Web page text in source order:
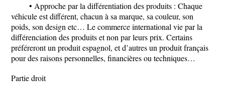
• Approche par la différentiation des produits : Chaque
véhicule est différent, chacun à sa marque, sa couleur, son
poids, son design etc… Le commerce international vie par la
différenciation des produits et non par leurs prix. Certains
préféreront un produit espagnol, et d’autres un produit français
pour des raisons personnelles, financières ou techniques…
Partie droit